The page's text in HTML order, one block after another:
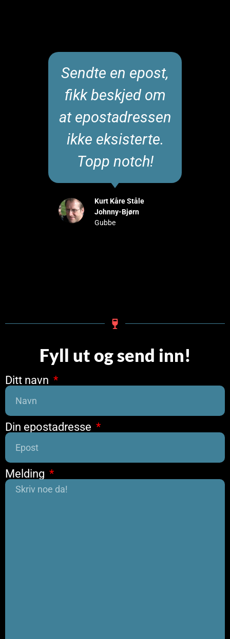
Sendte en epost,
fikk beskjed om
at epostadressen
ikke eksisterte.
Topp notch!
Kurt Kåre Ståle
Johnny-Bjørn
Gubbe
Fyll ut og send inn!
Ditt navn
Din epostadresse
Melding